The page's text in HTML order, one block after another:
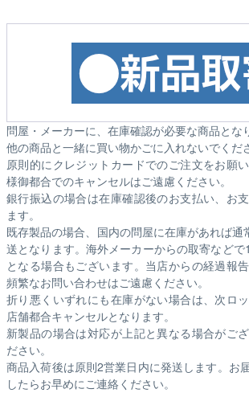
問屋・メーカーに、在庫確認が必要な商品とな
他の商品と一緒に買い物かごに入れないでくだ
原則的にクレジットカードでのご注文をお願
様御都合でのキャンセルはご遠慮ください。
銀行振込の場合は在庫確認後のお支払い、お
ます。
既存製品の場合、国内の問屋に在庫があれば通
送となります。海外メーカーからの取寄など
となる場合もございます。 当店からの経過報
頻繁なお問い合わせはご遠慮ください。
折り悪くいずれにも在庫がない場合は、次ロ
店舗都合キャンセルとなります。
新製品の場合は対応が上記と異なる場合がご
ださい。
商品入荷後は原則2営業日内に発送します。お
したらお早めにご連絡ください。